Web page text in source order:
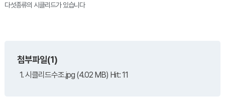
다섯종류의 시클리드가 있습니다
첨부파일(1)
1. 시클리드수조.jpg (4.02 MB) Hit: 11